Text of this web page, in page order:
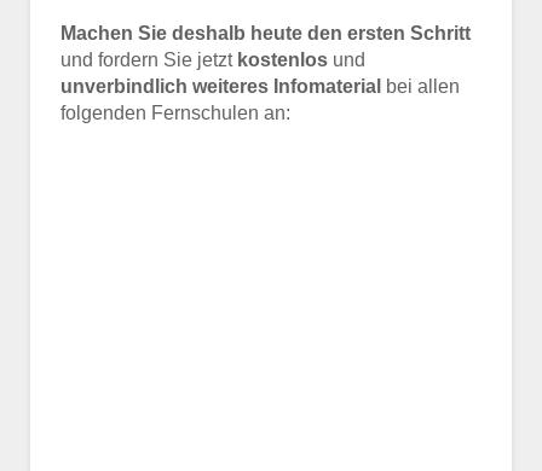
Machen Sie deshalb heute den ersten Schritt
und fordern Sie jetzt kostenlos und
unverbindlich weiteres Infomaterial bei allen
folgenden Fernschulen an: